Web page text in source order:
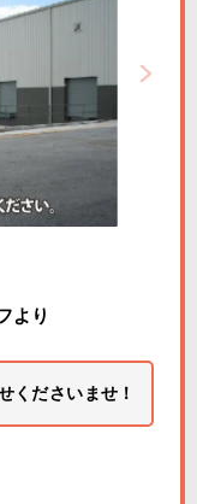
より
くださいませ！